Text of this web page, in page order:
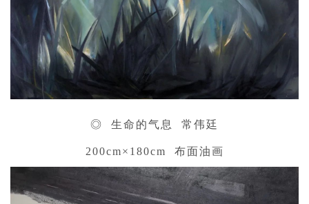
◎ 生命的气息 常伟廷
200cm×180cm 布面油画